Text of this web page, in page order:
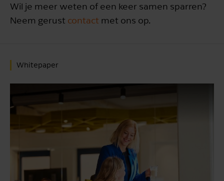
Wil je meer weten of een keer samen sparren?
Neem gerust contact met ons op.
Whitepaper